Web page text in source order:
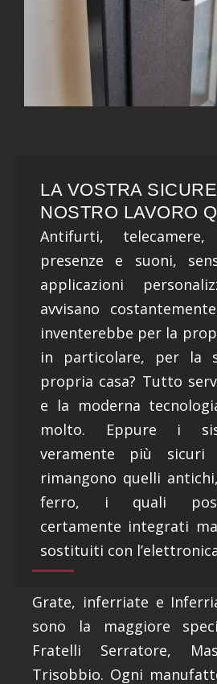
LA VOSTRA
NOSTRO LAVORO
Antifurti,
presenze e suoni,
applicazioni
avvisano
inventerebbe per la
in particolare, per la
propria casa? Tutto
e la moderna
molto. Eppure i
veramente più
rimangono quelli
ferro, i quali
certamente integrati
sostituiti con
Grate, inferriate e
sono la maggiore
Fratelli Serratore,
Trisobbio. Ogni